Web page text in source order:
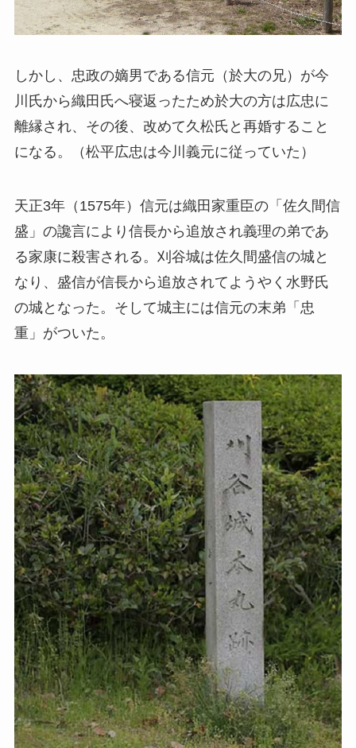
しかし、忠政の嫡男である信元（於大の兄）が今
川氏から織田氏へ寝返ったため於大の方は広忠に
離縁され、その後、改めて久松氏と再婚すること
になる。（松平広忠は今川義元に従っていた）
天正3年（1575年）信元は織田家重臣の「佐久間信
盛」の讒言により信長から追放され義理の弟であ
る家康に殺害される。刈谷城は佐久間盛信の城と
なり、盛信が信長から追放されてようやく水野氏
の城となった。そして城主には信元の末弟「忠
重」がついた。